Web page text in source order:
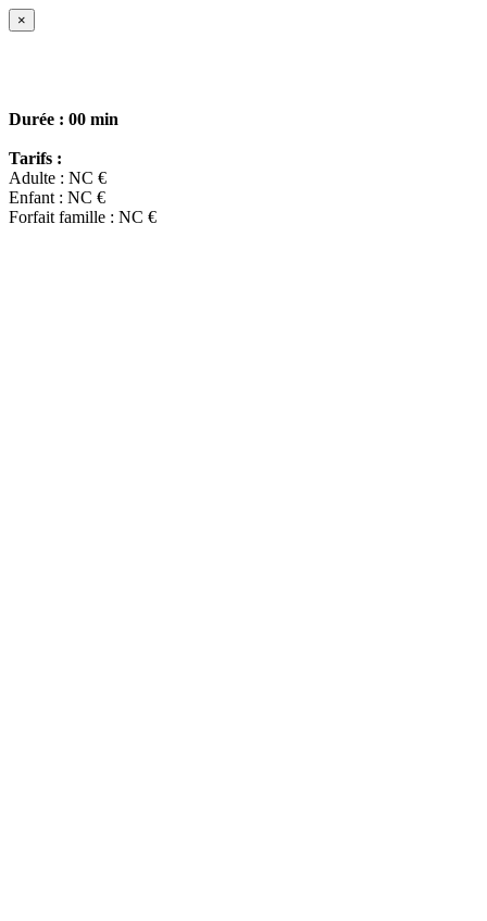
×
Durée : 00 min
Tarifs :
Adulte : NC €
Enfant : NC €
Forfait famille : NC €